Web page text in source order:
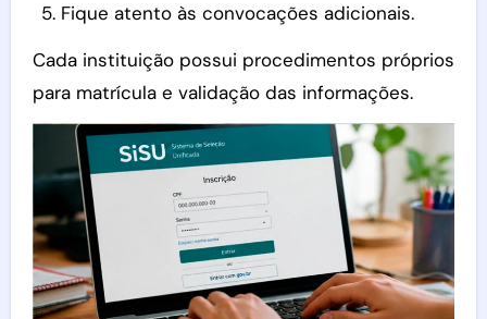
Fique atento às convocações adicionais.
Cada instituição possui procedimentos próprios
para matrícula e validação das informações.